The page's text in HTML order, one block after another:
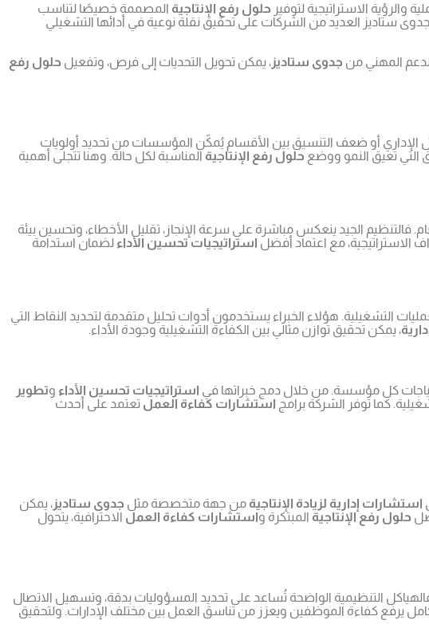
والرؤية الاستراتيجية لتوفير حلول رفع الإنتاجية المصممة خصيصًا لتناسب
ستاديز العديد من الشركات على تحقيق نقلة نوعية في أدائها التشغيلي
المهني من جدوى ستاديز، يمكن تحويل التحديات إلى فرص، وتفعيل حلول رفع
الإداري أو ضعف التنسيق بين الأقسام يُمكّن المؤسسات من تحديد أولويات
التي تعيق النمو ووضع حلول رفع الإنتاجية المناسبة لكل حالة. وهنا تتجلى أهمية
الجيد ينعكس مباشرة على سرعة الإنجاز، تقليل الأخطاء، وتحسين بيئة
الاستراتيجية، مع اعتماد أفضل استراتيجيات تحسين الأداء لضمان استدامة
التشغيلية. هؤلاء الخبراء يستخدمون أدوات تحليل متقدمة لتحديد النقاط التي
، يمكن تحقيق توازن مثالي بين الكفاءة التشغيلية وجودة الأداء.
كل مؤسسة. من خلال دمج خبراتها في استراتيجيات تحسين الأداء وتطوير
كما توفر الشركة برامج استشارات كفاءة العمل تعتمد على أحدث
استشارات إدارية لزيادة الإنتاجية من جهة متخصصة مثل جدوى ستاديز، يمكن
حلول رفع الإنتاجية المبتكرة واستشارات كفاءة العمل الاحترافية، يتحول
التنظيمية الواضحة تُساعد على تحديد المسؤوليات بدقة، وتسهيل الاتصال
يرفع كفاءة الموظفين ويعزز من تناسق العمل بين مختلف الإدارات. ولتحقيق